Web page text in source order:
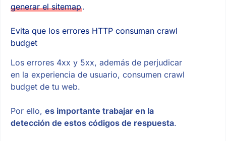
generar el sitemap.
Evita que los errores HTTP consuman crawl
budget
Los errores 4xx y 5xx, además de perjudicar
en la experiencia de usuario, consumen crawl
budget de tu web.
Por ello, es importante trabajar en la
detección de estos códigos de respuesta.